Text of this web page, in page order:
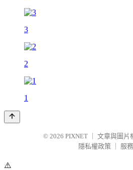
3
2
1
© 2026 PIXNET
文章與圖片
隱私權政策
服
⚠️